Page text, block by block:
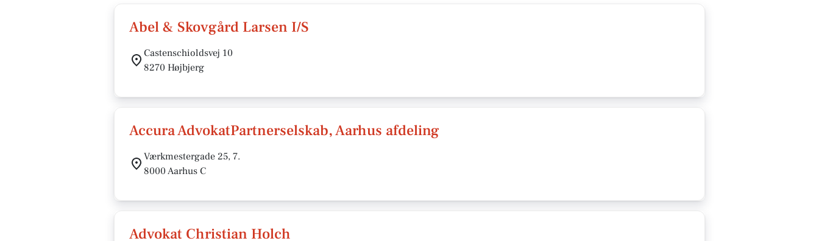
Abel & Skovgård Larsen I/S
Castenschioldsvej 10
8270 Højbjerg
Accura AdvokatPartnerselskab, Aarhus afdeling
Værkmestergade 25, 7.
8000 Aarhus C
Advokat Christian Holch